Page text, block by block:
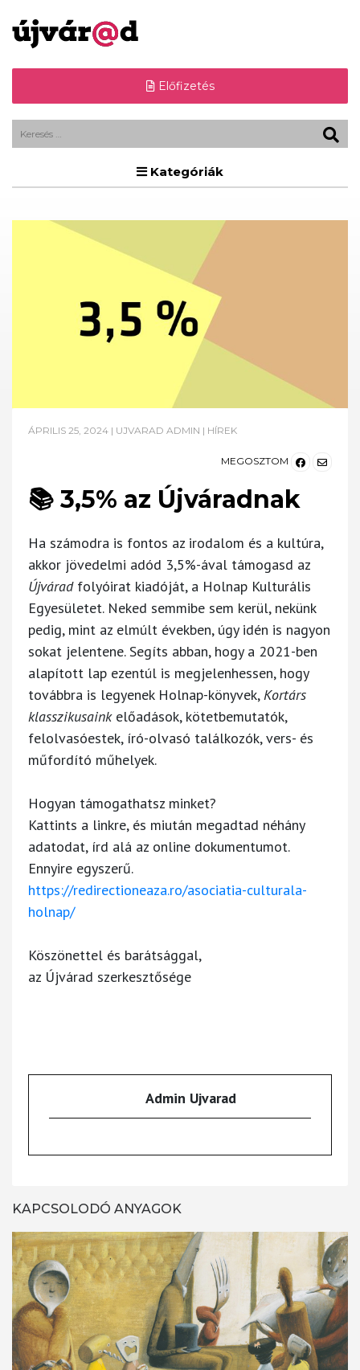
Előfizetés
Kategóriák
ÁPRILIS 25, 2024 | UJVARAD ADMIN | HÍREK
MEGOSZTOM
📚 3,5% az Újváradnak
Ha számodra is fontos az irodalom és a kultúra,
akkor jövedelmi adód 3,5%-ával támogasd az
Újváradfolyóirat kiadóját, a Holnap Kulturális
Egyesületet. Neked semmibe sem kerül, nekünk
pedig, mint az elmúlt években, úgy idén is nagyon
sokat jelentene. Segíts abban, hogy a 2021-ben
alapított lap ezentúl is megjelenhessen, hogy
továbbra is legyenek Holnap-könyvek,Kortárs
klasszikusainkelőadások, kötetbemutatók,
felolvasóestek, író-olvasó találkozók, vers- és
műfordító műhelyek.
Hogyan támogathatsz minket?
Kattints a linkre, és miután megadtad néhány
adatodat, írd alá az online dokumentumot.
Ennyire egyszerű.
https://redirectioneaza.ro/asociatia-culturala-
holnap/
Köszönettel és barátsággal,
az Újvárad szerkesztősége
Admin Ujvarad
KAPCSOLODÓ ANYAGOK